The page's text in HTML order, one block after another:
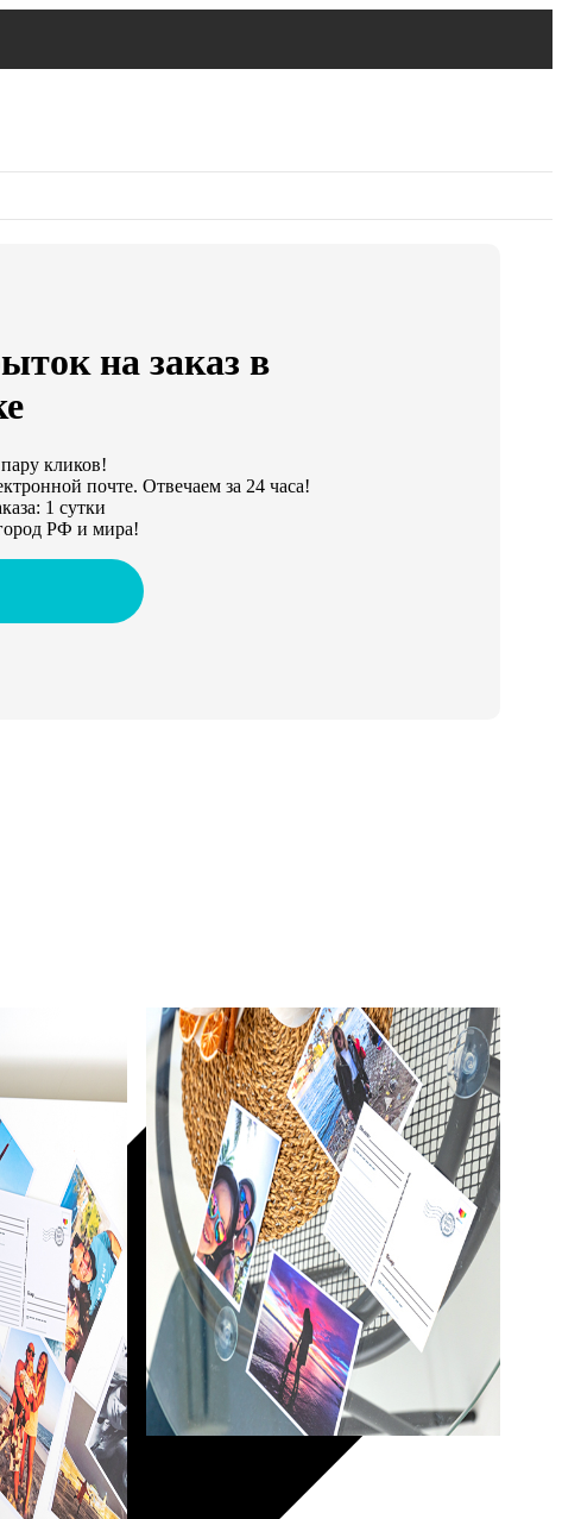
на заказ в
кликов!
почте. Отвечаем за 24 часа!
1 сутки
РФ и мира!